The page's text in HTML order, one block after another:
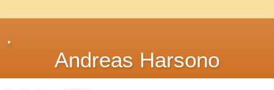
.
Andreas Harsono